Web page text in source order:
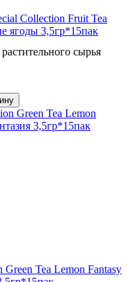
Collection Fruit Tea
ягоды 3,5гр*15пак
сырья
Tea Lemon Fantasy